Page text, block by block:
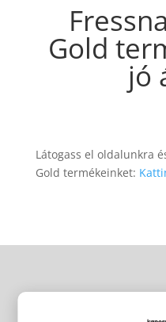
Gold
jó
Látogass el oldalunkra
Gold termékeinket: